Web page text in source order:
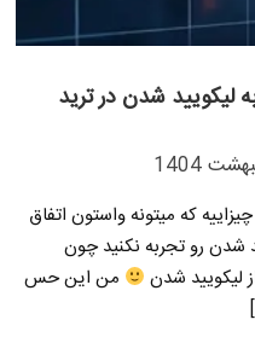
لیکویید شدن در ترید
که میتونه واستون اتفاق
شدن رو تجربه نکنید چون
لیکویید شدن
من این حس